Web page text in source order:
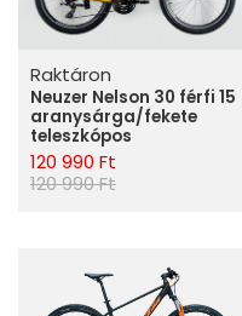
Raktáron
Neuzer Nelson 30 férfi 15
aranysárga/fekete
teleszkópos
120 990 Ft
120 990 Ft